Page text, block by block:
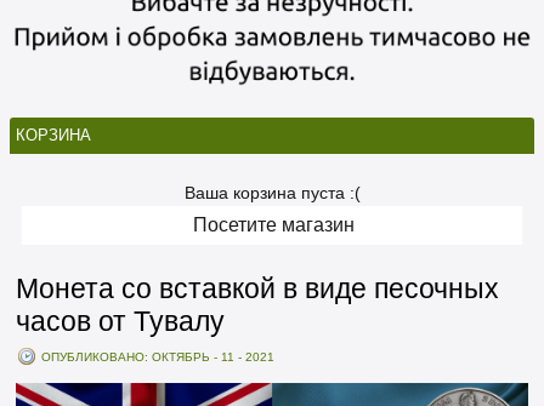
КОРЗИНА
Ваша корзина пуста :(
Посетите магазин
Монета со вставкой в ​​виде песочных
часов от Тувалу
ОПУБЛИКОВАНО: ОКТЯБРЬ - 11 - 2021